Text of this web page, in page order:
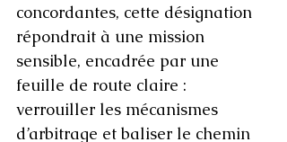
concordantes, cette désignation
répondrait à une mission
sensible, encadrée par une
feuille de route claire :
verrouiller les mécanismes
d’arbitrage et baliser le chemin